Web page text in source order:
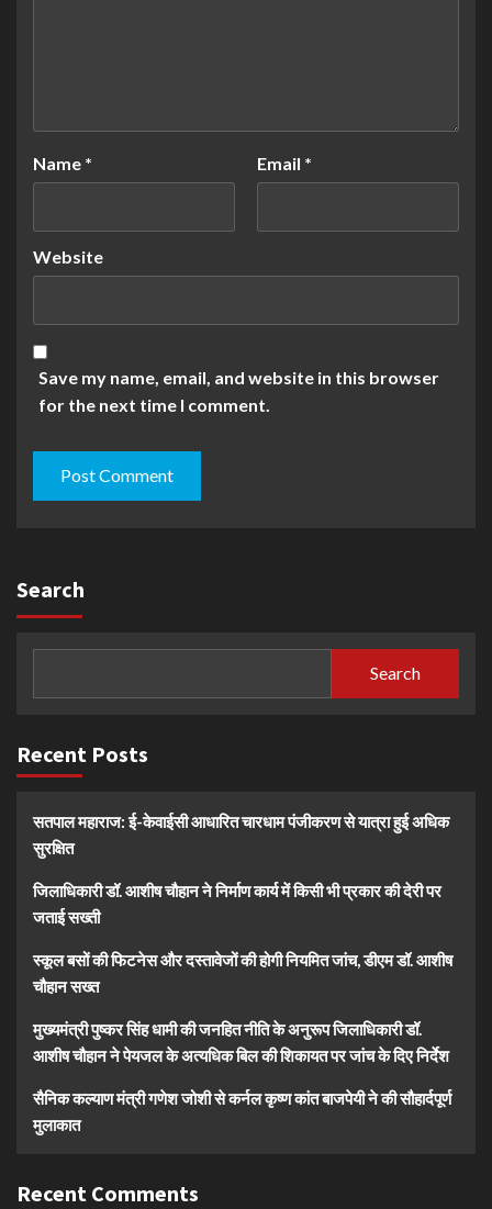
Name * Email *
Website
Save my name, email, and website in this browser
for the next time I comment.
Search
Search
Recent Posts
सतपाल महाराज: ई-केवाईसी आधारित चारधाम पंजीकरण से यात्रा हुई अधिक
सुरक्षित
जिलाधिकारी डॉ. आशीष चौहान ने निर्माण कार्य में किसी भी प्रकार की देरी पर
जताई सख्ती
स्कूल बसों की फिटनेस और दस्तावेजों की होगी नियमित जांच, डीएम डॉ. आशीष
चौहान सख्त
मुख्यमंत्री पुष्कर सिंह धामी की जनहित नीति के अनुरूप जिलाधिकारी डॉ.
आशीष चौहान ने पेयजल के अत्यधिक बिल की शिकायत पर जांच के दिए निर्देश
सैनिक कल्याण मंत्री गणेश जोशी से कर्नल कृष्ण कांत बाजपेयी ने की सौहार्दपूर्ण
मुलाकात
Recent Comments